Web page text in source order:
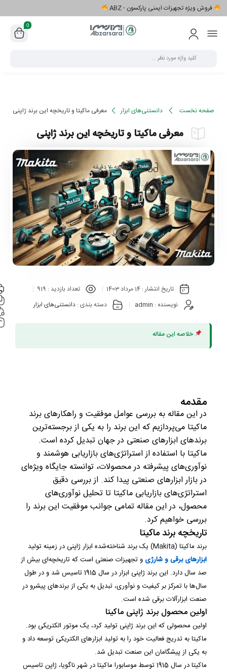
فروش ویژه تجهیزات ایمنی پارکسون - ABZ
0
صفحه نخست دانستنی‌های ابزار معرفی ماکیتا و تاریخچه این برند ژاپنی
معرفی ماکیتا و تاریخچه این برند ژاپنی
زمان مطالعه 7دقیقه
تاریخ انتشار : 14 مرداد 1403 تعداد بازدید : 919
نویسنده : admin دسته بندی :دانستنی‌های ابزار
خلاصه این مقاله
مقدمه
در این مقاله به بررسی عوامل موفقیت و راهکارهای برند
ماکیتا می‌پردازیم که این برند را به یکی از برجسته‌ترین
برندهای ابزارهای صنعتی در جهان تبدیل کرده است.
ماکیتا با استفاده از استراتژی‌های بازاریابی هوشمند و
نوآوری‌های پیشرفته در محصولات، توانسته جایگاه ویژه‌ای
در بازار ابزارهای صنعتی پیدا کند. از بررسی دقیق
استراتژی‌های بازاریابی ماکیتا تا تحلیل نوآوری‌های
محصول، در این مقاله تمامی جوانب موفقیت این برند را
بررسی خواهیم کرد.
تاریخچه برند ماکیتا
برند ماکیتا (Makita) یک برند شناخته‌شده ابزار ژاپنی در زمینه تولید
ابزارهای برقی و شارژی و تجهیزات صنعتی است که تاریخچه‌ای بیش از
صد سال دارد. این برند ژاپنی ابزار در سال 1915 تاسیس شد و در طول
سال‌ها با تمرکز بر کیفیت و نوآوری، تبدیل به یکی از برندهای پیشرو در
صنعت ابزارآلات برقی شده است.
اولین محصول برند ژاپنی ماکیتا
اولین محصولی که این برند ژاپنی تولید کرد، یک موتور الکتریکی بود.
ماکیتا به تدریج فعالیت خود را به تولید ابزارهای الکتریکی توسعه داد و
به یکی از پیشگامان این صنعت تبدیل شد.
ماکیتا در سال 1915 توسط موسابورا ماکیتا در شهر ناگویا، ژاپن تاسیس